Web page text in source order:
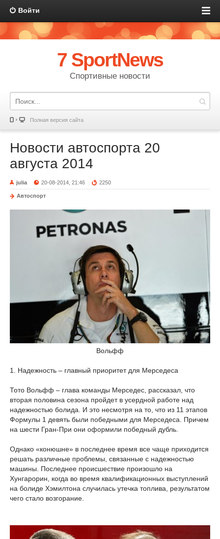
Войти
7 SportNews
Спортивные новости
Полная версия сайта
Новости автоспорта 20
августа 2014
julia 20-08-2014, 21:46 2250
Автоспорт
Вольфф
1. Надежность – главный приоритет для Мерседеса
Тото Вольфф – глава команды Мерседес, рассказал, что
вторая половина сезона пройдет в усердной работе над
надежностью болида. И это несмотря на то, что из 11 этапов
Формулы 1 девять были победными для Мерседеса. Причем
на шести Гран-При они оформили победный дубль.
Однако «конюшне» в последнее время все чаще приходится
решать различные проблемы, связанные с надежностью
машины. Последнее происшествие произошло на
Хунгарорин, когда во время квалификационных выступлений
на болиде Хэмилтона случилась утечка топлива, результатом
чего стало возгорание.